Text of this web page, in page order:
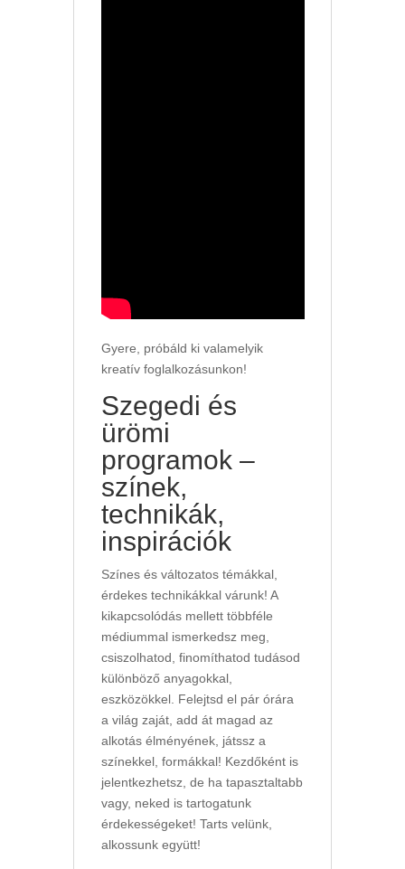
Gyere, próbáld ki valamelyik
kreatív foglalkozásunkon!
Szegedi és
ürömi
programok –
színek,
technikák,
inspirációk
Színes és változatos témákkal,
érdekes technikákkal várunk! A
kikapcsolódás mellett többféle
médiummal ismerkedsz meg,
csiszolhatod, finomíthatod tudásod
különböző anyagokkal,
eszközökkel. Felejtsd el pár órára
a világ zaját, add át magad az
alkotás élményének, játssz a
színekkel, formákkal! Kezdőként is
jelentkezhetsz, de ha tapasztaltabb
vagy, neked is tartogatunk
érdekességeket! Tarts velünk,
alkossunk együtt!